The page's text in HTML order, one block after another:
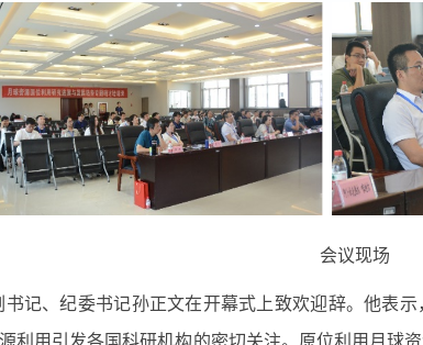
会议现场
记、纪委书记孙正文在开幕式上致欢迎辞。他表